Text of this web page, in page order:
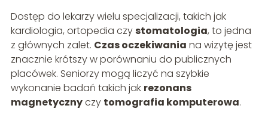
Dostęp do lekarzy wielu specjalizacji, takich jak
kardiologia, ortopedia czystomatologia, to jedna
z głównych zalet. Czas oczekiwania na wizytę jest
znacznie krótszy w porównaniu do publicznych
placówek. Seniorzy mogą liczyć na szybkie
wykonanie badań takich jak rezonans
magnetycznyczy tomografia komputerowa.